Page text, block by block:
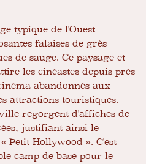
typique de l'Ouest
falaises de grès
de sauge. Ce paysage et
les cinéastes depuis près
abandonnés aux
attractions touristiques.
regorgent d'affiches de
justifiant ainsi le
Petit Hollywood ». C'est
camp de base pour le